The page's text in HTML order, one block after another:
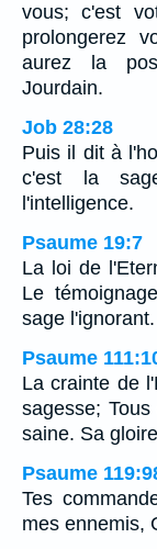
vous; c'est
prolongerez
aurez la
Jourdain.
Job 28:28
Puis il dit à
c'est la
l'intelligence.
Psaume 19:7
La loi de
Le
sage l'ignorant.
Psaume
La crainte de
sagesse;
saine. Sa
Psaume
Tes
mes ennemis,